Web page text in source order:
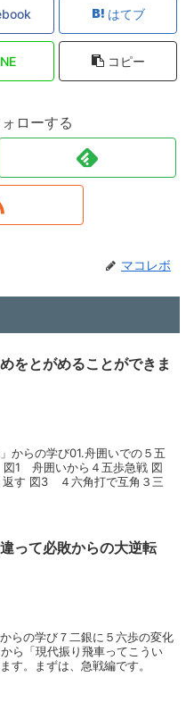
はてブ
コピー
ローする
マコレボ
をとがめることができま
からの学び01.舟囲いでの５五
図1 舟囲いから４五歩急戦 図
す 図3 ４六角打で互角３三
って必敗からの大逆転
らの学び７二銀に５六歩の変化
「現代振り飛車ってこうい
す。まずは、急戦編です。